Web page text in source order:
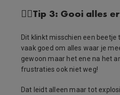
👉🏻Tip 3: Gooi alles
Dit klinkt misschien een
vaak goed om alles waar je
gewoon maar het ene na het
frustraties ook niet weg!
Dat leidt alleen maar tot